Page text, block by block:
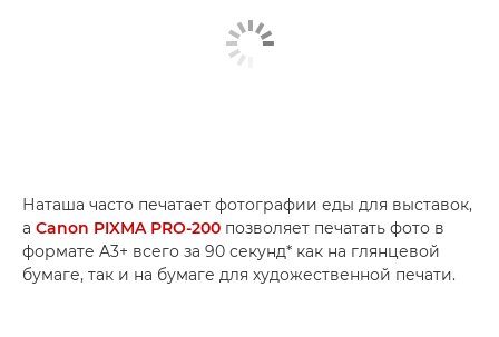
Наташа часто печатает фотографии еды для выставок,
а Canon PIXMA PRO-200 позволяет печатать фото в
формате A3+ всего за 90 секунд* как на глянцевой
бумаге, так и на бумаге для художественной печати.